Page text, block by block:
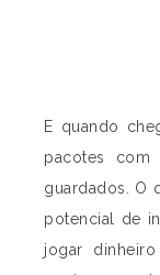
E quando
pacotes com
guardados. O
potencial de
jogar